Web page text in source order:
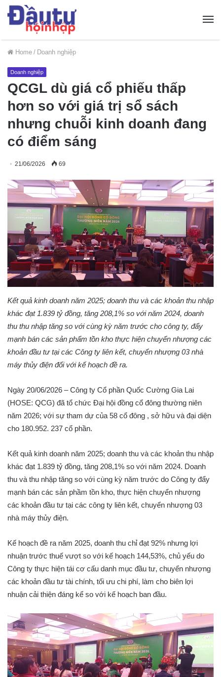
Home / Doanh nghiệp
Doanh nghiệp
QCGL dù giá cổ phiếu thấp
hơn so với giá trị sổ sách
nhưng chuỗi kinh doanh đang
có điểm sáng
21/06/2026 69
Kết quả kinh doanh năm 2025; doanh thu và các khoản thu nhập
khác đạt 1.839 tỷ đồng, tăng 208,1% so với năm 2024, doanh
thu thu nhập tăng so với cùng kỳ năm trước cho công ty, đẩy
mạnh bán các sản phẩm tồn kho thực hiện chuyển nhượng các
khoản đầu tư tại các Công ty liên kết, chuyển nhượng 03 nhà
máy thủy điện đối với kế hoạch đề ra.
Ngày 20/06/2026 – Công ty Cổ phần Quốc Cường Gia Lai
(HOSE: QCG) đã tổ chức Đại hội đồng cổ đông thường niên
năm 2026; với sự tham dự của 58 cổ đông , sở hữu và đại diện
cho 180.952. 237 cổ phần.
Kết quả kinh doanh năm 2025; doanh thu và các khoản thu nhập
khác đạt 1.839 tỷ đồng, tăng 208,1% so với năm 2024. Doanh
thu và thu nhập tăng so với cùng kỳ năm trước do Công ty đẩy
mạnh bán các sản phầm tồn kho, thực hiện chuyển nhượng
các khoản đầu tư tại các công ty liên kết, chuyển nhượng 03
nhà máy thủy điện.
Kế hoạch đề ra năm 2025, doanh thu chỉ đạt 92% nhưng lợi
nhuận trước thuế vượt so với kế hoạch 144,53%, chủ yếu do
Công ty thực hiện tái cơ cấu danh mục đầu tư, chuyển nhượng
các khoản đầu tư tài chính, tối ưu chi phí, làm cho biên lợi
nhuận cải thiện đáng kể so với kế hoạch ban đầu.